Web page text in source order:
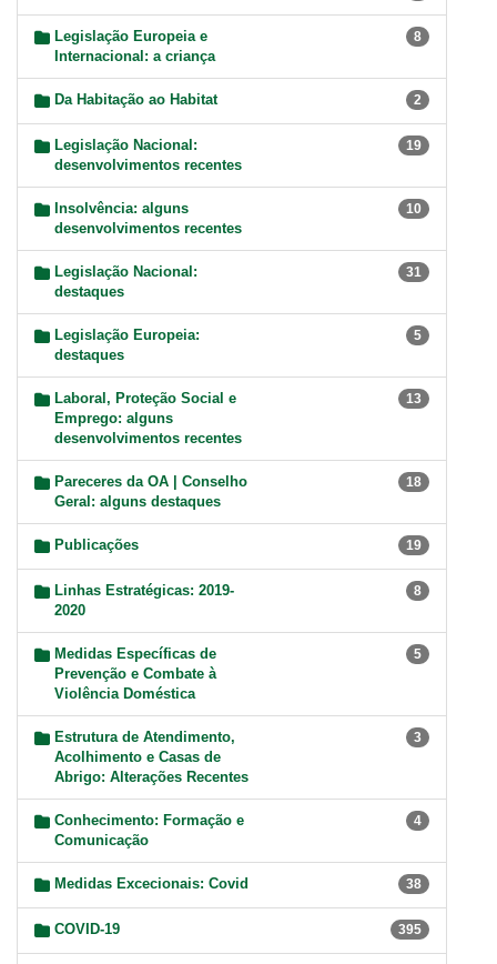
Legislação Europeia e
Internacional: a criança
8
Da Habitação ao Habitat 2
Legislação Nacional:
desenvolvimentos recentes
19
Insolvência: alguns
desenvolvimentos recentes
10
Legislação Nacional:
destaques
31
Legislação Europeia:
destaques
5
Laboral, Proteção Social e
Emprego: alguns
desenvolvimentos recentes
13
Pareceres da OA | Conselho
Geral: alguns destaques
18
Publicações 19
Linhas Estratégicas: 2019-
2020
8
Medidas Específicas de
Prevenção e Combate à
Violência Doméstica
5
Estrutura de Atendimento,
Acolhimento e Casas de
Abrigo: Alterações Recentes
3
Conhecimento: Formação e
Comunicação
4
Medidas Excecionais: Covid 38
COVID-19 395